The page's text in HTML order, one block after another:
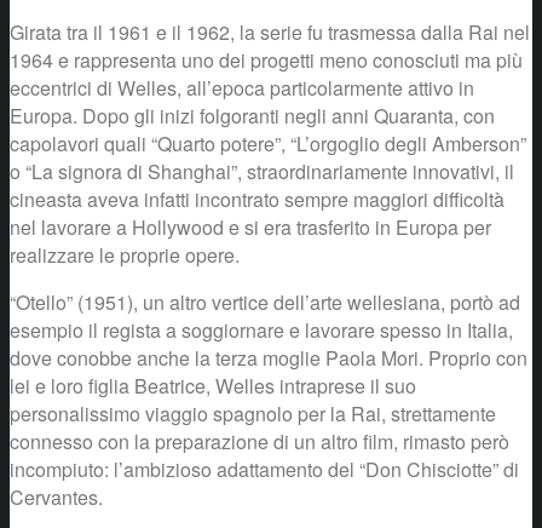
Girata tra il 1961 e il 1962, la serie fu trasmessa dalla Rai nel
1964 e rappresenta uno dei progetti meno conosciuti ma più
eccentrici di Welles, all’epoca particolarmente attivo in
Europa. Dopo gli inizi folgoranti negli anni Quaranta, con
capolavori quali “Quarto potere”, “L’orgoglio degli Amberson”
o “La signora di Shanghai”, straordinariamente innovativi, il
cineasta aveva infatti incontrato sempre maggiori difficoltà
nel lavorare a Hollywood e si era trasferito in Europa per
realizzare le proprie opere.
“Otello” (1951), un altro vertice dell’arte wellesiana, portò ad
esempio il regista a soggiornare e lavorare spesso in Italia,
dove conobbe anche la terza moglie Paola Mori. Proprio con
lei e loro figlia Beatrice, Welles intraprese il suo
personalissimo viaggio spagnolo per la Rai, strettamente
connesso con la preparazione di un altro film, rimasto però
incompiuto: l’ambizioso adattamento del “Don Chisciotte” di
Cervantes.